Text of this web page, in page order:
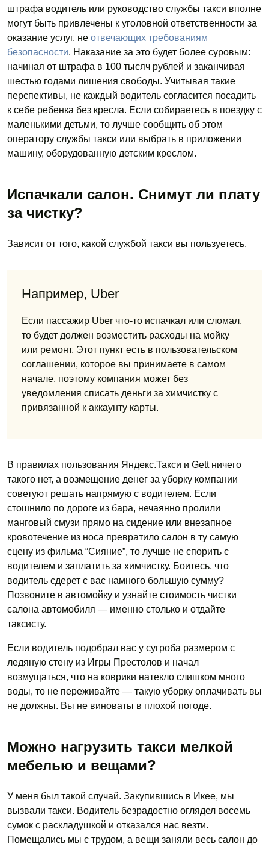
штрафа водитель или руководство службы такси вполне
могут быть привлечены к уголовной ответственности за
оказание услуг, не отвечающих требованиям
безопасности. Наказание за это будет более суровым:
начиная от штрафа в 100 тысяч рублей и заканчивая
шестью годами лишения свободы. Учитывая такие
перспективы, не каждый водитель согласится посадить
к себе ребенка без кресла. Если собираетесь в поездку с
маленькими детьми, то лучше сообщить об этом
оператору службы такси или выбрать в приложении
машину, оборудованную детским креслом.
Испачкали салон. Снимут ли плату
за чистку?
Зависит от того, какой службой такси вы пользуетесь.
Например, Uber
Если пассажир Uber что-то испачкал или сломал,
то будет должен возместить расходы на мойку
или ремонт. Этот пункт есть в пользовательском
соглашении, которое вы принимаете в самом
начале, поэтому компания может без
уведомления списать деньги за химчистку с
привязанной к аккаунту карты.
В правилах пользования Яндекс.Такси и Gett ничего
такого нет, а возмещение денег за уборку компании
советуют решать напрямую с водителем. Если
стошнило по дороге из бара, нечаянно пролили
манговый смузи прямо на сидение или внезапное
кровотечение из носа превратило салон в ту самую
сцену из фильма “Сияние”, то лучше не спорить с
водителем и заплатить за химчистку. Боитесь, что
водитель сдерет с вас намного большую сумму?
Позвоните в автомойку и узнайте стоимость чистки
салона автомобиля — именно столько и отдайте
таксисту.
Если водитель подобрал вас у сугроба размером с
ледяную стену из Игры Престолов и начал
возмущаться, что на коврики натекло слишком много
воды, то не переживайте — такую уборку оплачивать вы
не должны. Вы не виноваты в плохой погоде.
Можно нагрузить такси мелкой
мебелью и вещами?
У меня был такой случай. Закупившись в Икее, мы
вызвали такси. Водитель безрадостно оглядел восемь
сумок с раскладушкой и отказался нас везти.
Помещались мы с трудом, а вещи заняли весь салон до